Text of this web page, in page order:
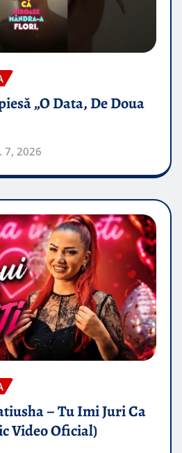
„O Data, De Doua
7, 2026
– Tu Imi Juri Ca
Video Oficial)